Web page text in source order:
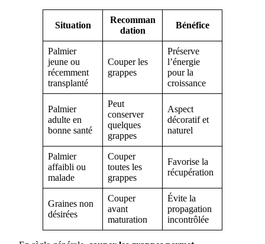
Situation
Recomman
dation
Bénéfice
Palmier
jeune ou
récemment
transplanté
Couper les
grappes
Préserve
l’énergie
pour la
croissance
Palmier
adulte en
bonne santé
Peut
conserver
quelques
grappes
Aspect
décoratif et
naturel
Palmier
affaibli ou
malade
Couper
toutes les
grappes
Favorise la
récupération
Graines non
désirées
Couper
avant
maturation
Évite la
propagation
incontrôlée